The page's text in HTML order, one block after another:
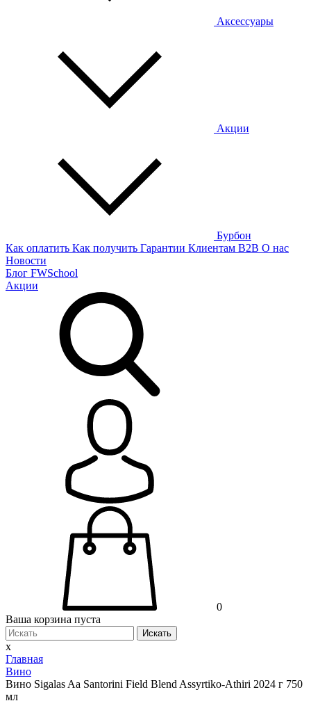
Аксессуары
Акции
Бурбон
Как оплатить Как получить Гарантии Клиентам B2B О нас
Новости
Блог FWSchool
Акции
0
Ваша корзина пуста
Искать
x
Главная
Вино
Вино Sigalas Aа Santorini Field Blend Assyrtiko-Athiri 2024 г 750
мл